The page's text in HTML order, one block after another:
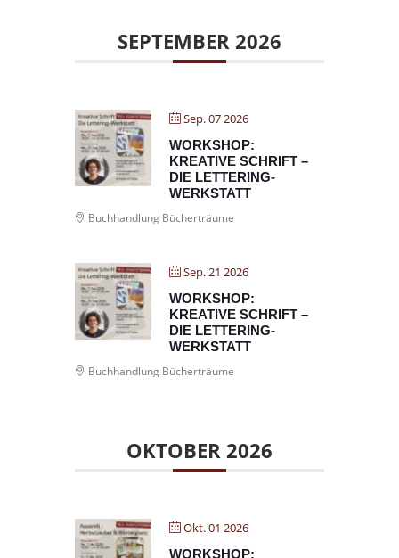
SEPTEMBER 2026
Sep. 07 2026
WORKSHOP:
KREATIVE SCHRIFT –
DIE LETTERING-
WERKSTATT
Buchhandlung Bücherträume
Sep. 21 2026
WORKSHOP:
KREATIVE SCHRIFT –
DIE LETTERING-
WERKSTATT
Buchhandlung Bücherträume
OKTOBER 2026
Okt. 01 2026
WORKSHOP: